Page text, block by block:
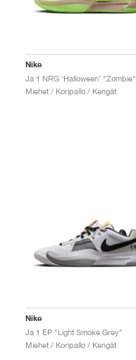
Nike
Ja 1 NRG ‘Halloween’ "Zombie"
Miehet / Koripallo / Kengät
Nike
Ja 1 EP "Light Smoke Grey"
Miehet / Koripallo / Kengät